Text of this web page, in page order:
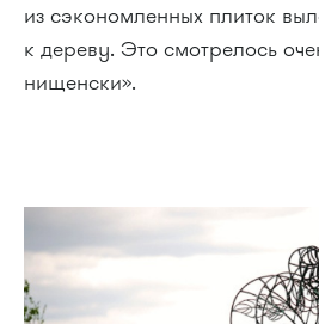
из сэкономленных плиток
к дереву. Это смотрелось
нищенски».